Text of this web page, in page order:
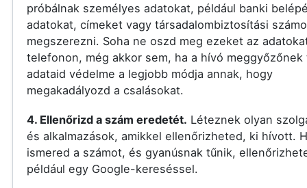
próbálnak személyes adatokat, például banki
adatokat, címeket vagy társadalombiztosítási
megszerezni. Soha ne oszd meg ezeket az
telefonon, még akkor sem, ha a hívó meggyőzőnek
adataid védelme a legjobb módja annak, hogy
megakadályozd a csalásokat.
4. Ellenőrizd a szám eredetét. Léteznek olyan
és alkalmazások, amikkel ellenőrizheted, ki hívott.
ismered a számot, és gyanúsnak tűnik,
például egy Google-kereséssel.